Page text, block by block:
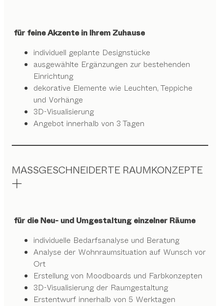
für feine Akzente in Ihrem Zuhause
individuell geplante Designstücke
ausgewählte Ergänzungen zur bestehenden
Einrichtung
dekorative Elemente wie Leuchten, Teppiche
und Vorhänge
3D-Visualisierung
Angebot innerhalb von 3 Tagen
MASSGESCHNEIDERTE RAUMKONZEPTE
für die Neu- und Umgestaltung einzelner Räume
individuelle Bedarfsanalyse und Beratung
Analyse der Wohnraumsituation auf Wunsch vor
Ort
Erstellung von Moodboards und Farbkonzepten
3D-Visualisierung der Raumgestaltung
Erstentwurf innerhalb von 5 Werktagen